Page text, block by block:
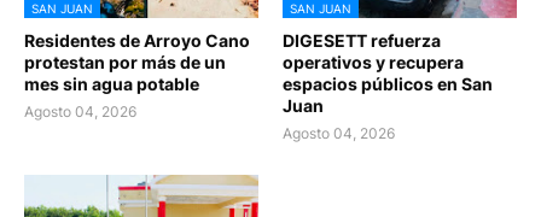
SAN JUAN
Residentes de Arroyo Cano
protestan por más de un
mes sin agua potable
Agosto 04, 2026
SAN JUAN
DIGESETT refuerza
operativos y recupera
espacios públicos en San
Juan
Agosto 04, 2026